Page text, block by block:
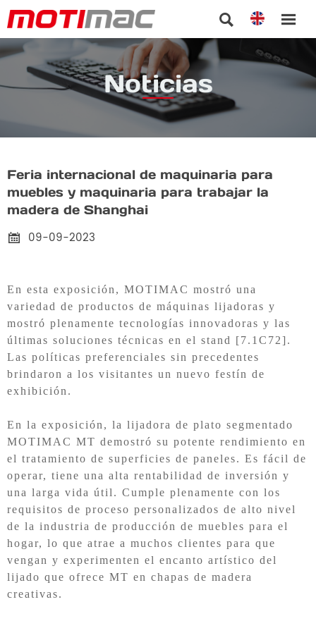
 
Noticias
Feria internacional de maquinaria para
muebles y maquinaria para trabajar la
madera de Shanghai
 09-09-2023
En esta exposición, MOTIMAC mostró una
variedad de productos de máquinas lijadoras y
mostró plenamente tecnologías innovadoras y las
últimas soluciones técnicas en el stand [7.1C72].
Las políticas preferenciales sin precedentes
brindaron a los visitantes un nuevo festín de
exhibición.
En la exposición, la lijadora de plato segmentado
MOTIMAC MT demostró su potente rendimiento en
el tratamiento de superficies de paneles. Es fácil de
operar, tiene una alta rentabilidad de inversión y
una larga vida útil. Cumple plenamente con los
requisitos de proceso personalizados de alto nivel
de la industria de producción de muebles para el
hogar, lo que atrae a muchos clientes para que
vengan y experimenten el encanto artístico del
lijado que ofrece MT en chapas de madera
creativas.